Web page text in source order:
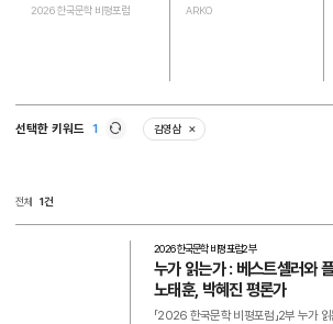
2026 한국문학 비평포럼 ARKO
선택한 키워드 1
김영삼
삭제
전체 1건
2026 한국문학 비평포럼2부
누가 읽는가 : 베스트셀러와
노태훈, 박혜진 평론가
「2026 한국문학 비평포럼」2부 누가